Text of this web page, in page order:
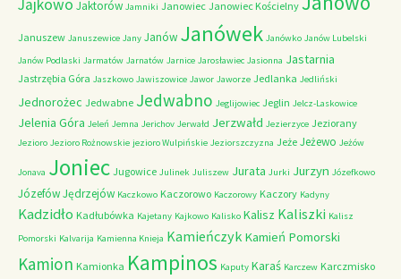
Jajkowo Jaktorów Jamniki Janowiec Janowiec Kościelny
Januszew Januszewice Jany Janów Janówek Janówko Janów Lubelski
Janów Podlaski Jarmatów Jarnatów Jarnice Jarosławiec Jasionna Jastarnia
Jastrzębia Góra Jaszkowo Jawiszowice Jawor Jaworze Jedlanka Jedliński
Jednorożec Jedwabne Jedwabno Jeglijowiec Jeglin Jelcz-Laskowice
Jelenia Góra Jeleń Jemna Jerichov Jerwałd Jerzwałd Jezierzyce Jeziorany
Jezioro Jezioro Rożnowskie jezioro Wulpińskie Jeziorszczyzna Jeże Jeżewo Jeżów
Jonava Joniec Jugowice Julinek Juliszew Jurata Jurki Jurzyn Józefkowo
JózefówJędrzejów Kaczkowo Kaczorowo Kaczorowy Kaczory Kadyny
Kadzidło Kadłubówka Kajetany Kajkowo Kalisko Kalisz Kaliszki Kalisz
Pomorski Kalvarija Kamienna Knieja Kamieńczyk Kamień Pomorski
Kamion Kamionka Kampinos Kaputy Karaś Karczew Karczmisko